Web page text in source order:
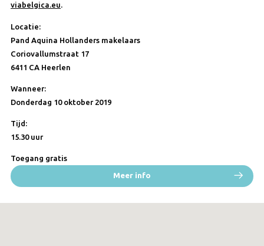
viabelgica.eu.
Locatie:
Pand Aquina Hollanders makelaars
Coriovallumstraat 17
6411 CA Heerlen
Wanneer:
Donderdag 10 oktober 2019
Tijd:
15.30 uur
Toegang gratis
Meer info